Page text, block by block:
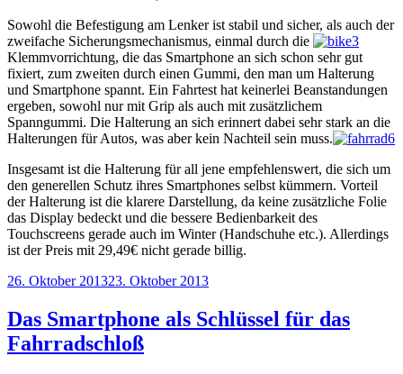
Sowohl die Befestigung am Lenker ist stabil und sicher, als auch der
zweifache Sicherungsmechanismus, einmal durch die
Klemmvorrichtung, die das Smartphone an sich schon sehr gut
fixiert, zum zweiten durch einen Gummi, den man um Halterung
und Smartphone spannt. Ein Fahrtest hat keinerlei Beanstandungen
ergeben, sowohl nur mit Grip als auch mit zusätzlichem
Spanngummi. Die Halterung an sich erinnert dabei sehr stark an die
Halterungen für Autos, was aber kein Nachteil sein muss.
Insgesamt ist die Halterung für all jene empfehlenswert, die sich um
den generellen Schutz ihres Smartphones selbst kümmern. Vorteil
der Halterung ist die klarere Darstellung, da keine zusätzliche Folie
das Display bedeckt und die bessere Bedienbarkeit des
Touchscreens gerade auch im Winter (Handschuhe etc.). Allerdings
ist der Preis mit 29,49€ nicht gerade billig.
Veröffentlicht
26. Oktober 201323. Oktober 2013
Das Smartphone als Schlüssel für das
Fahrradschloß